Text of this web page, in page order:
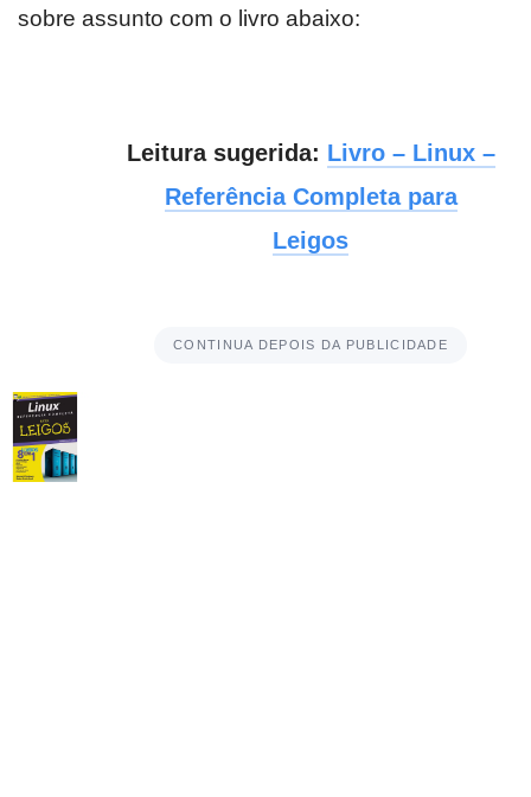
sobre assunto com o livro abaixo:
Leitura sugerida: Livro – Linux –
Referência Completa para
Leigos
CONTINUA DEPOIS DA PUBLICIDADE